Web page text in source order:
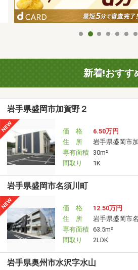
新着!おすす
岩手県盛岡市加賀野２
価 格
6.50万円
住 所
岩手県盛岡市
専有面積 30m²
間取り
1K
岩手県盛岡市名須川町
価 格
12.50万円
住 所
岩手県盛岡市
専有面積 63.5m²
間取り
2LDK
岩手県奥州市水沢字水山